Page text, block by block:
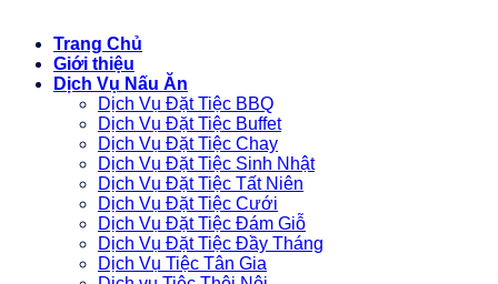
Trang Chủ
Giới thiệu
Dịch Vụ Nấu Ăn
Dịch Vụ Đặt Tiệc BBQ
Dịch Vụ Đặt Tiệc Buffet
Dịch Vụ Đặt Tiệc Chay
Dịch Vụ Đặt Tiệc Sinh Nhật
Dịch Vụ Đặt Tiệc Tất Niên
Dịch Vụ Đặt Tiệc Cưới
Dịch Vụ Đặt Tiệc Đám Giỗ
Dịch Vụ Đặt Tiệc Đầy Tháng
Dịch Vụ Tiệc Tân Gia